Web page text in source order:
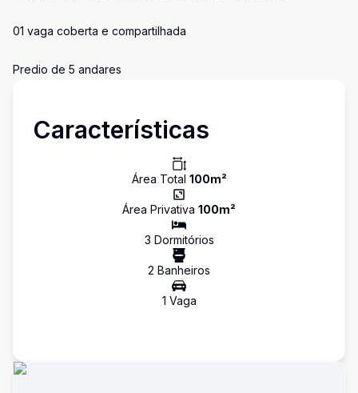
01 vaga coberta e compartilhada
Predio de 5 andares
Características
Área Total 100m²
Área Privativa 100m²
3 Dormitórios
2 Banheiros
1 Vaga